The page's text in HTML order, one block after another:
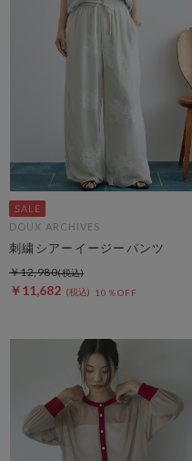
DOUX ARCHIVES
刺繍シアーイージーパンツ
￥11,682 10％OFF
￥12,980